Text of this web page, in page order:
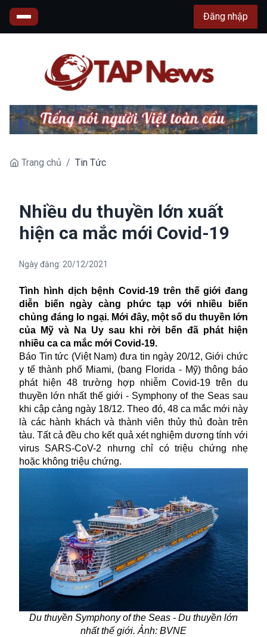
Đăng nhập
Trang chủ / Tin Tức
Nhiều du thuyền lớn xuất
hiện ca mắc mới Covid-19
Ngày đăng: 20/12/2021
Tình hình dịch bệnh Covid-19 trên thế giới đang
diễn biến ngày càng phức tạp với nhiều biến
chủng đáng lo ngại. Mới đây, một số du thuyền lớn
của Mỹ và Na Uy sau khi rời bến đã phát hiện
nhiều ca ca mắc mới Covid-19.
Báo Tin tức (Việt Nam) đưa tin ngày 20/12, Giới chức
y tế thành phố Miami, (bang Florida - Mỹ) thông báo
phát hiện 48 trường hợp nhiễm Covid-19 trên du
thuyền lớn nhất thế giới - Symphony of the Seas sau
khi cập cảng ngày 18/12. Theo đó, 48 ca mắc mới này
là các hành khách và thành viên thủy thủ đoàn trên
tàu. Tất cả đều cho kết quả xét nghiệm dương tính với
virus SARS-CoV-2 nhưng chỉ có triệu chứng nhẹ
hoặc không triệu chứng.
Du thuyền Symphony of the Seas - Du thuyền lớn
nhất thế giới. Ảnh: BVNE